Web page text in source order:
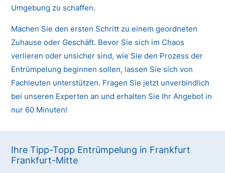
Umgebung zu schaffen.
Machen Sie den ersten Schritt zu einem geordneten
Zuhause oder Geschäft. Bevor Sie sich im Chaos
verlieren oder unsicher sind, wie Sie den Prozess der
Entrümpelung beginnen sollen, lassen Sie sich von
Fachleuten unterstützen. Fragen Sie jetzt unverbindlich
bei unseren Experten an und erhalten Sie Ihr Angebot in
nur 60 Minuten!
Ihre Tipp-Topp Entrümpelung in Frankfurt
Frankfurt-Mitte